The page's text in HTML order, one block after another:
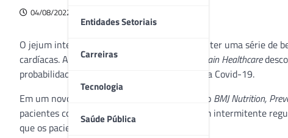
Entidades Setoriais
Carreiras
Tecnologia
Saúde Pública
04/08/2022
O jejum intermitente mostrou anteriormente ter uma série de
cardíacas. Agora, pesquisadores da
Intermountain Healthcare
probabilidade de sofrer complicações graves da Covid-19.
Em um novo estudo publicado esta semana no BMJ Nutrition,
pacientes com Covid-19 que praticavam jejum intermitente
que os pacientes que não o fizeram.